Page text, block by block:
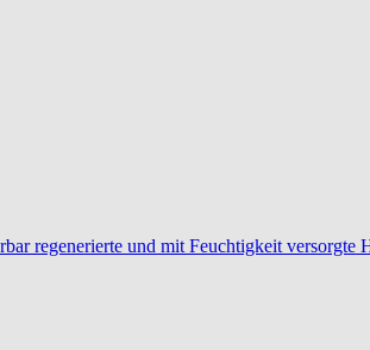
regenerierte und mit Feuchtigkeit versorgte